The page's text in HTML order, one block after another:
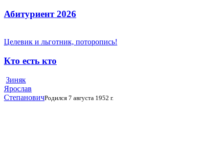
Абитуриент 2026
Целевик и льготник, поторопись!
Кто есть кто
Зиняк
Ярослав
СтепановичРодился 7 августа 1952 г.